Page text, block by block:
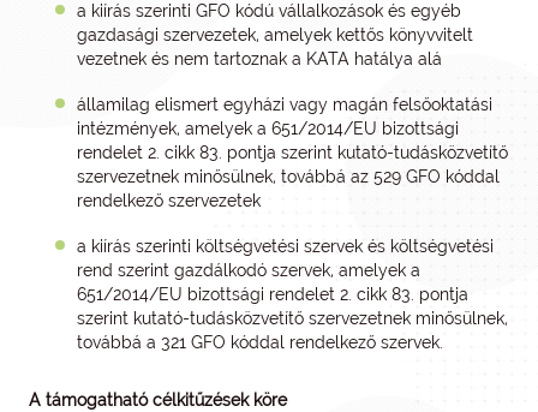
a kiírás szerinti GFO kódú vállalkozások és egyéb
gazdasági szervezetek, amelyek kettős könyvvitelt
vezetnek és nem tartoznak a KATA hatálya alá
államilag elismert egyházi vagy magán felsőoktatási
intézmények, amelyek a 651/2014/EU bizottsági
rendelet 2. cikk 83. pontja szerint kutató-tudásközvetítő
szervezetnek minősülnek, továbbá az 529 GFO kóddal
rendelkező szervezetek
a kiírás szerinti költségvetési szervek és költségvetési
rend szerint gazdálkodó szervek, amelyek a
651/2014/EU bizottsági rendelet 2. cikk 83. pontja
szerint kutató-tudásközvetítő szervezetnek minősülnek,
továbbá a 321 GFO kóddal rendelkező szervek.
A támogatható célkitűzések köre